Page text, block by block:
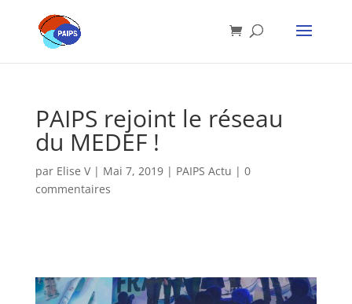
PAIPS rejoint le réseau
du MEDEF !
par Elise V| Mai 7, 2019| PAIPS Actu | 0
commentaires